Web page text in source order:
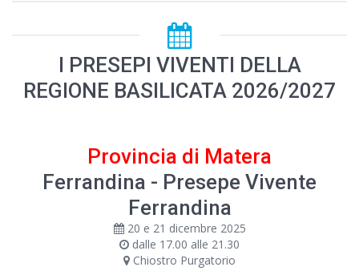
I PRESEPI VIVENTI DELLA
REGIONE BASILICATA 2026/2027
Provincia di Matera
Ferrandina - Presepe Vivente
Ferrandina
20 e 21 dicembre 2025
dalle 17.00 alle 21.30
Chiostro Purgatorio